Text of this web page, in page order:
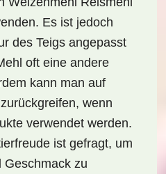
Es ist jedoch
des Teigs angepasst
oft eine andere
kann man auf
wenn
verwendet werden.
ist gefragt, um
Geschmack zu